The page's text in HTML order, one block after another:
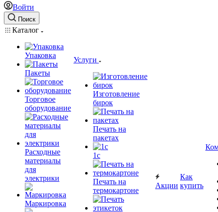
Войти
Поиск
Каталог
Упаковка
Пакеты
Торговое
оборудование
Расходные
материалы
для
электрики
Маркировка
Услуги
Изготовление
бирок
Печать на
пакетах
1c
Печать на
термокартоне
Акции
Как
купить